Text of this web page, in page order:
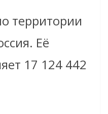
территории
Её
17 124 442